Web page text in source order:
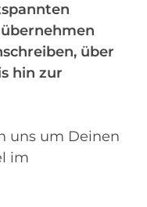
über
hin zur
uns um Deinen
im